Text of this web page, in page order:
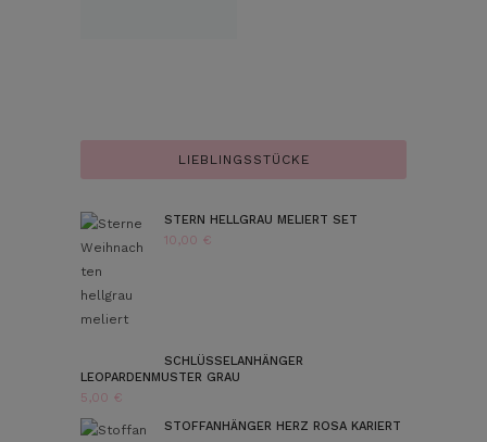
LIEBLINGSSTÜCKE
STERN HELLGRAU MELIERT SET
10,00 €
SCHLÜSSELANHÄNGER
LEOPARDENMUSTER GRAU
5,00 €
STOFFANHÄNGER HERZ ROSA KARIERT